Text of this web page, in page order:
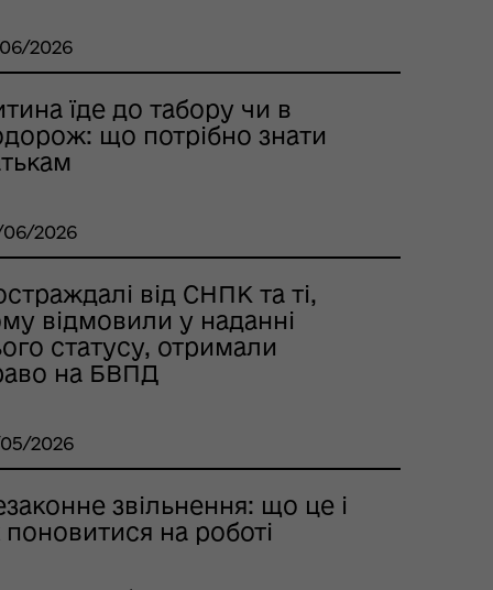
2026
їде до табору чи в
що потрібно знати
2026
від СНПК та ті,
відмовили у наданні
статусу, отримали
на БВПД
2026
звільнення: що це і
поновитися на роботі